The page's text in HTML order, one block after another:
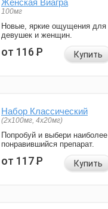
Женская Виагра
100мг
Новые, яркие ощущения для
девушек и женщин.
от 116Р Купить
Набор Классический
(2x100мг, 4x20мг)
Попробуй и выбери наиболее
понравившийся препарат.
от 117Р Купить